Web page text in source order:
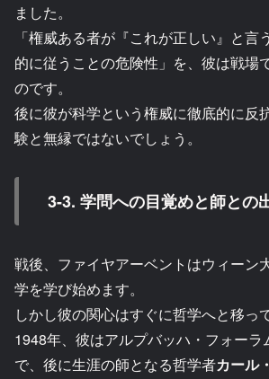
ました。
「権威ある者が『これが正しい』と言
的に従うことの危険性」を、彼は戦場
のです。
後に彼が科学という権威に徹底的に反
験と無縁ではないでしょう。
3-3. 学問への目覚めと師との
戦後、ファイヤアーベントはウィーン
学を学び始めます。
しかし彼の関心はすぐに哲学へと移っ
1948年、彼はアルプバッハ・フォーラ
で、後に生涯の師となる哲学者カール